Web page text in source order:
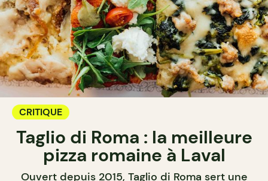
CRITIQUE
Taglio di Roma : la meilleure
pizza romaine à Laval
Ouvert depuis 2015, Taglio di Roma sert une